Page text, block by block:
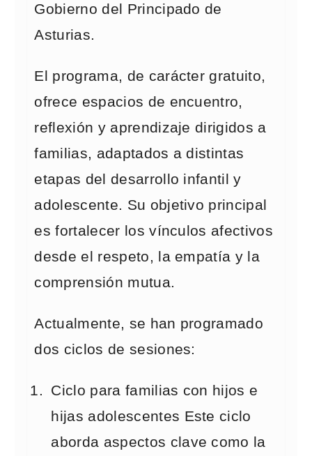
Gobierno del Principado de
Asturias.
El programa, de carácter gratuito,
ofrece espacios de encuentro,
reflexión y aprendizaje dirigidos a
familias, adaptados a distintas
etapas del desarrollo infantil y
adolescente. Su objetivo principal
es fortalecer los vínculos afectivos
desde el respeto, la empatía y la
comprensión mutua.
Actualmente, se han programado
dos ciclos de sesiones:
Ciclo para familias con hijos e
hijas adolescentes Este ciclo
aborda aspectos clave como la